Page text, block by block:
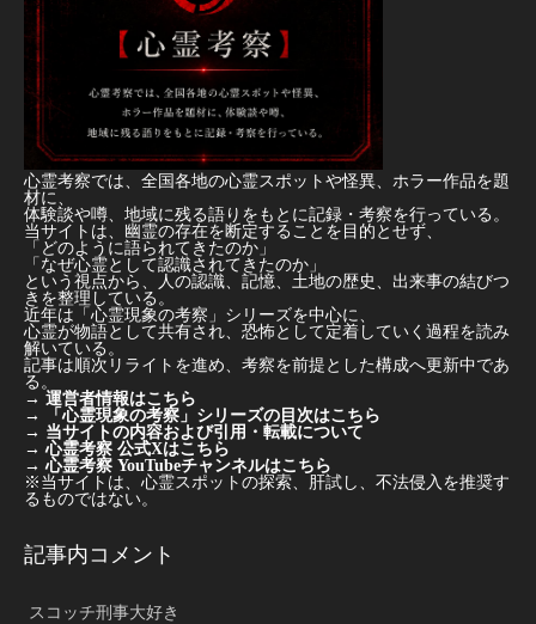
心霊考察では、全国各地の心霊スポットや怪異、ホラー作品を題
材に、
体験談や噂、地域に残る語りをもとに記録・考察を行っている。
当サイトは、幽霊の存在を断定することを目的とせず、
「どのように語られてきたのか」
「なぜ心霊として認識されてきたのか」
という視点から、人の認識、記憶、土地の歴史、出来事の結びつ
きを整理している。
近年は「心霊現象の考察」シリーズを中心に、
心霊が物語として共有され、恐怖として定着していく過程を読み
解いている。
記事は順次リライトを進め、考察を前提とした構成へ更新中であ
る。
→ 運営者情報はこちら
→
「心霊現象の考察」シリーズの目次はこちら
→ 当サイトの内容および引用・転載について
→ 心霊考察 公式Xはこちら
→ 心霊考察 YouTubeチャンネルはこちら
※当サイトは、心霊スポットの探索、肝試し、不法侵入を推奨す
るものではない。
記事内コメント
スコッチ刑事大好き